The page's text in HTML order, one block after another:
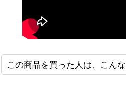
この商品を買った人は、こん